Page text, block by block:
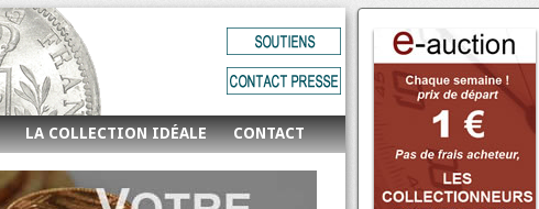
LA COLLECTION IDÉALE CONTACT